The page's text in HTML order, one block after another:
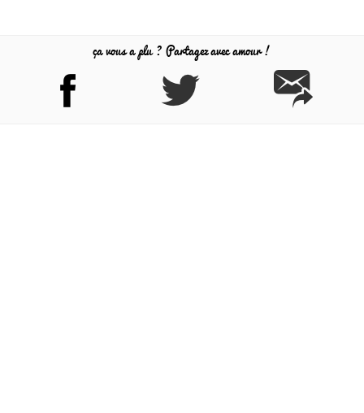
ça vous a plu ? Partagez avec amour !